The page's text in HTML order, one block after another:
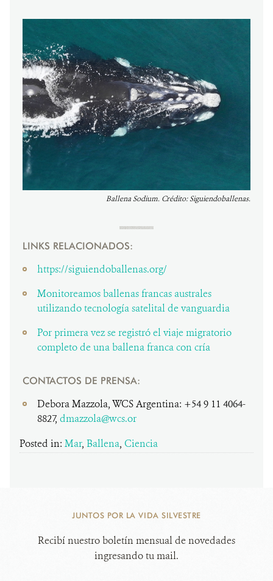
Ballena Sodium. Crédito: Siguiendoballenas.
LINKS RELACIONADOS:
https://siguiendoballenas.org/
Monitoreamos ballenas francas australes
utilizando tecnología satelital de vanguardia
Por primera vez se registró el viaje migratorio
completo de una ballena franca con cría
CONTACTOS DE PRENSA:
Debora Mazzola, WCS Argentina: +54 9 11 4064-
8827, dmazzola@wcs.or
Posted in: Mar, Ballena, Ciencia
JUNTOS POR LA VIDA SILVESTRE
Recibí nuestro boletín mensual de novedades
ingresando tu mail.